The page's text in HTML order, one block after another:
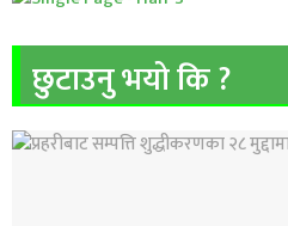
छुटाउनु भयो कि ?